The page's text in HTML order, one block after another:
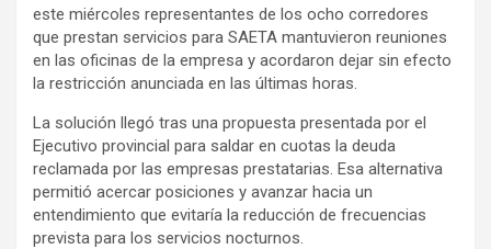
este miércoles representantes de los ocho corredores
que prestan servicios para SAETA mantuvieron reuniones
en las oficinas de la empresa y acordaron dejar sin efecto
la restricción anunciada en las últimas horas.
La solución llegó tras una propuesta presentada por el
Ejecutivo provincial para saldar en cuotas la deuda
reclamada por las empresas prestatarias. Esa alternativa
permitió acercar posiciones y avanzar hacia un
entendimiento que evitaría la reducción de frecuencias
prevista para los servicios nocturnos.